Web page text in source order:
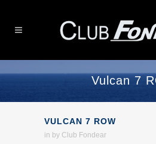
Vulcan 7
VULCAN 7 ROW
in by Club Fondear